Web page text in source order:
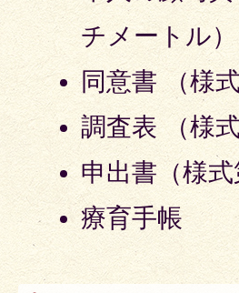
チメートル
同意書 （様
調査表 （様
申出書（様
療育手帳